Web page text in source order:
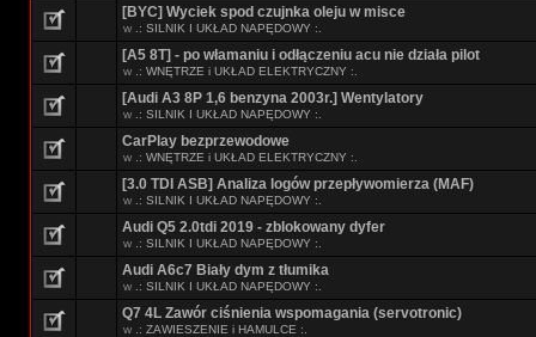
[BYC] Wyciek spod czujnka oleju w misce
w .: SILNIK I UKŁAD NAPĘDOWY :.
[A5 8T] - po włamaniu i odłączeniu acu nie działa pilot
w .: WNĘTRZE i UKŁAD ELEKTRYCZNY :.
[Audi A3 8P 1,6 benzyna 2003r.] Wentylatory
w .: SILNIK I UKŁAD NAPĘDOWY :.
CarPlay bezprzewodowe
w .: WNĘTRZE i UKŁAD ELEKTRYCZNY :.
[3.0 TDI ASB] Analiza logów przepływomierza (MAF)
w .: SILNIK I UKŁAD NAPĘDOWY :.
Audi Q5 2.0tdi 2019 - zblokowany dyfer
w .: SILNIK I UKŁAD NAPĘDOWY :.
Audi A6c7 Biały dym z tłumika
w .: SILNIK I UKŁAD NAPĘDOWY :.
Q7 4L Zawór ciśnienia wspomagania (servotronic)
w .: ZAWIESZENIE i HAMULCE :.